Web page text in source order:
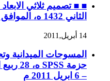
الثاني 1432 ه، الموافق 30 أبريل – 4 مايو 2011 م
14 أبريل,2011
المسوحات الميدانية
– 6 ابريل 2011 م